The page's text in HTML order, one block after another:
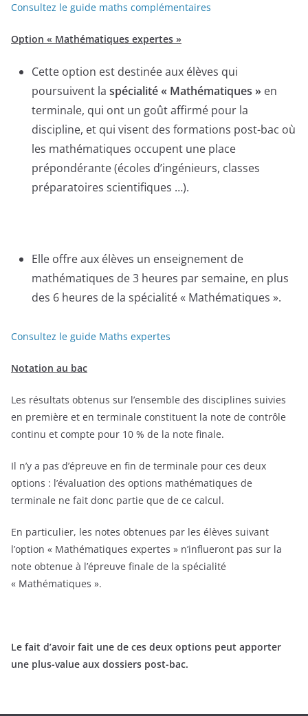
Consultez le guide maths complémentaires
Option « Mathématiques expertes »
Cette option est destinée aux élèves qui
poursuivent la spécialité « Mathématiques » en
terminale, qui ont un goût affirmé pour la
discipline, et qui visent des formations post-bac où
les mathématiques occupent une place
prépondérante (écoles d’ingénieurs, classes
préparatoires scientifiques …).
Elle offre aux élèves un enseignement de
mathématiques de 3 heures par semaine, en plus
des 6 heures de la spécialité « Mathématiques ».
Consultez le guide Maths expertes
Notation au bac
Les résultats obtenus sur l’ensemble des disciplines suivies
en première et en terminale constituent la note de contrôle
continu et compte pour 10 % de la note finale.
Il n’y a pas d’épreuve en fin de terminale pour ces deux
options : l’évaluation des options mathématiques de
terminale ne fait donc partie que de ce calcul.
En particulier, les notes obtenues par les élèves suivant
l’option « Mathématiques expertes » n’influeront pas sur la
note obtenue à l’épreuve finale de la spécialité
« Mathématiques ».
Le fait d’avoir fait une de ces deux options peut apporter
une plus-value aux dossiers post-bac.